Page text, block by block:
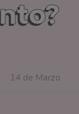
14 de Marzo